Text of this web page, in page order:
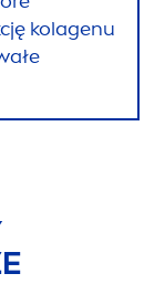
kolagenu